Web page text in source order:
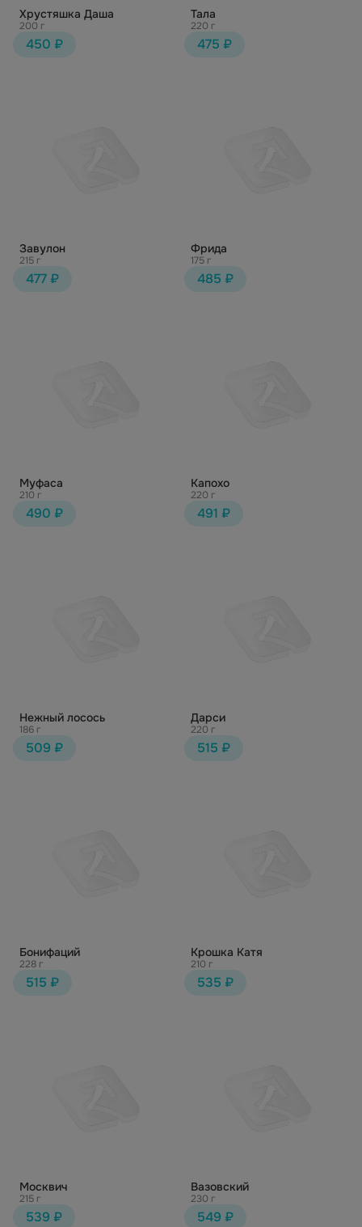
Хрустяшка Даша
200 г
450 ₽
Тала
220 г
475 ₽
Завулон
215 г
477 ₽
Фрида
175 г
485 ₽
Муфаса
210 г
490 ₽
Капохо
220 г
491 ₽
Нежный лосось
186 г
509 ₽
Дарси
220 г
515 ₽
Бонифаций
228 г
515 ₽
Крошка Катя
210 г
535 ₽
Москвич
215 г
539 ₽
Вазовский
230 г
549 ₽